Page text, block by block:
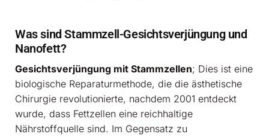
Was sind Stammzell-Gesichtsverjüngung und
Nanofett?
Gesichtsverjüngung mit Stammzellen; Dies ist eine
biologische Reparaturmethode, die die ästhetische
Chirurgie revolutionierte, nachdem 2001 entdeckt
wurde, dass Fettzellen eine reichhaltige
Nährstoffquelle sind. Im Gegensatz zu